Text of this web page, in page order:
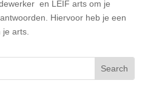
en LEIF arts om je
Hiervoor heb je een
arts.